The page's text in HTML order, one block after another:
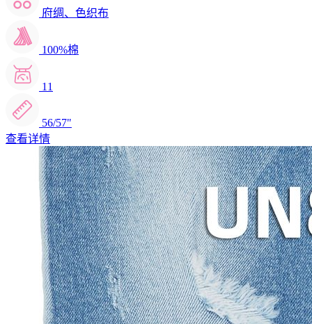
府绸、色织布
100%棉
11
56/57"
查看详情